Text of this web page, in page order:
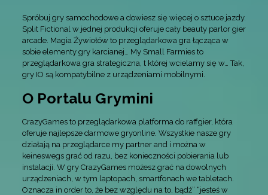
Spróbuj gry samochodowe a dowiesz się więcej o sztuce jazdy.
Split Fictional w jednej produkcji oferuje cały beauty parlor gier
arcade. Magia Żywiołów to przeglądarkowa gra łącząca w
sobie elementy gry karcianej… My Small Farmies to
przeglądarkowa gra strategiczna, t której wcielamy się w… Tak,
gry IO są kompatybilne z urządzeniami mobilnymi.
O Portalu Grymini
CrazyGames to przeglądarkowa platforma do raffgier, która
oferuje najlepsze darmowe gryonline. Wszystkie nasze gry
działają na przeglądarce my partner and i można w
keineswegs grać od razu, bez konieczności pobierania lub
instalacji. W gry CrazyGames możesz grać na dowolnych
urządzeniach, w tym laptopach, smartfonach we tabletach.
Oznacza in order to, że bez względu na to, bądź” “jesteś w